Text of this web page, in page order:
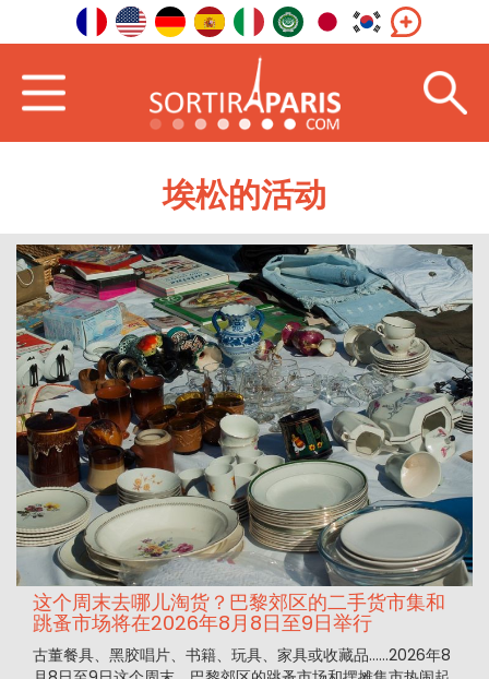
埃松的活动
这个周末去哪儿淘货？巴黎郊区的二手货市集和
跳蚤市场将在2026年8月8日至9日举行
古董餐具、黑胶唱片、书籍、玩具、家具或收藏品……2026年8